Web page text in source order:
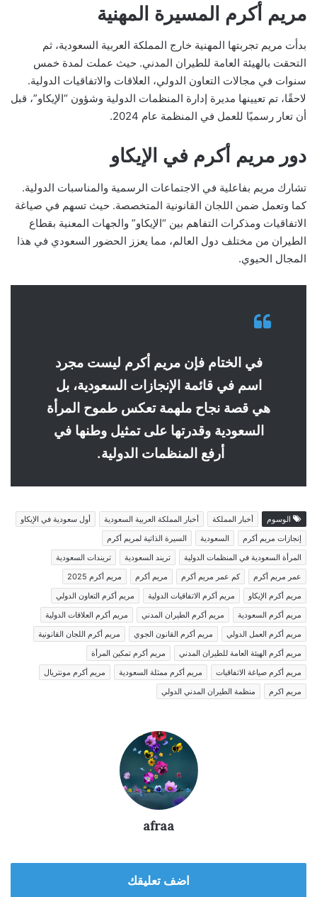
مريم أكرم المسيرة المهنية
بدأت مريم تجربتها المهنية خارج المملكة العربية السعودية، ثم
التحقت بالهيئة العامة للطيران المدني. حيث عملت لمدة خمس
سنوات في مجالات التعاون الدولي، العلاقات والاتفاقيات الدولية.
لاحقًا، تم تعيينها مديرة إدارة المنظمات الدولية وشؤون “الإيكاو”، قبل
أن تعار رسميًا للعمل في المنظمة عام 2024.
دور مريم أكرم في الإيكاو
تشارك مريم بفاعلية في الاجتماعات الرسمية والمناسبات الدولية.
كما وتعمل ضمن اللجان القانونية المتخصصة. حيث تسهم في صياغة
الاتفاقيات ومذكرات التفاهم بين “الإيكاو” والجهات المعنية بقطاع
الطيران من مختلف دول العالم، مما يعزز الحضور السعودي في هذا
المجال الحيوي.
في الختام فإن مريم أكرم ليست مجرد
اسم في قائمة الإنجازات السعودية، بل
هي قصة نجاح ملهمة تعكس طموح المرأة
السعودية وقدرتها على تمثيل وطنها في
أرفع المنظمات الدولية.
الوسوم أخبار المملكة أخبار المملكة العربية السعودية
أول سعودية في الإيكاو
إنجازات مريم أكرم
السعودية
السيرة الذاتية لمريم أكرم
المرأة السعودية في المنظمات الدولية
تريند السعودية
تريندات السعودية
عمر مريم أكرم
كم عمر مريم أكرم مريم أكرم
مريم أكرم 2025
مريم أكرم الإيكاو
مريم أكرم الاتفاقيات الدولية
مريم أكرم التعاون الدولي
مريم أكرم السعودية
مريم أكرم الطيران المدني
مريم أكرم العلاقات الدولية
مريم أكرم العمل الدولي
مريم أكرم القانون الجوي
مريم أكرم اللجان القانونية
مريم أكرم الهيئة العامة للطيران المدني
مريم أكرم تمكين المرأة
مريم أكرم صياغة الاتفاقيات
مريم أكرم ممثلة السعودية
مريم أكرم مونتريال
مريم اكرم
منظمة الطيران المدني الدولي
afraa
اضف تعليقك